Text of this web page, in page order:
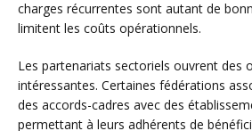
charges récurrentes sont autant de
limitent les coûts opérationnels.
Les partenariats sectoriels ouvrent des
intéressantes. Certaines fédérations
des accords-cadres avec des
permettant à leurs adhérents de